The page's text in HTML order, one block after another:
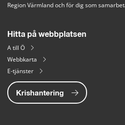
Region Värmland och för dig som
Hitta på webbplatsen
A till Ö
Webbkarta
E-tjänster
Krishantering